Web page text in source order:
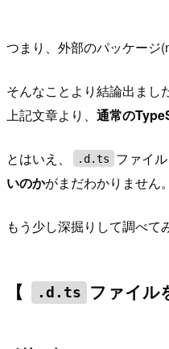
つまり、外部のパッケージ
そんなことより結論出まし
上記文章より、 通常の
とはいえ、 .d.ts ファイ
いのかがまだわかりません。
もう少し深掘りして調べて
【 .d.ts ファイル